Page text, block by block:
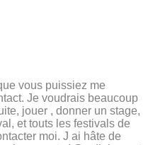
vous puissiez me
Je voudrais beaucoup
jouer , donner un stage,
et touts les festivals de
moi. J ai hâte de